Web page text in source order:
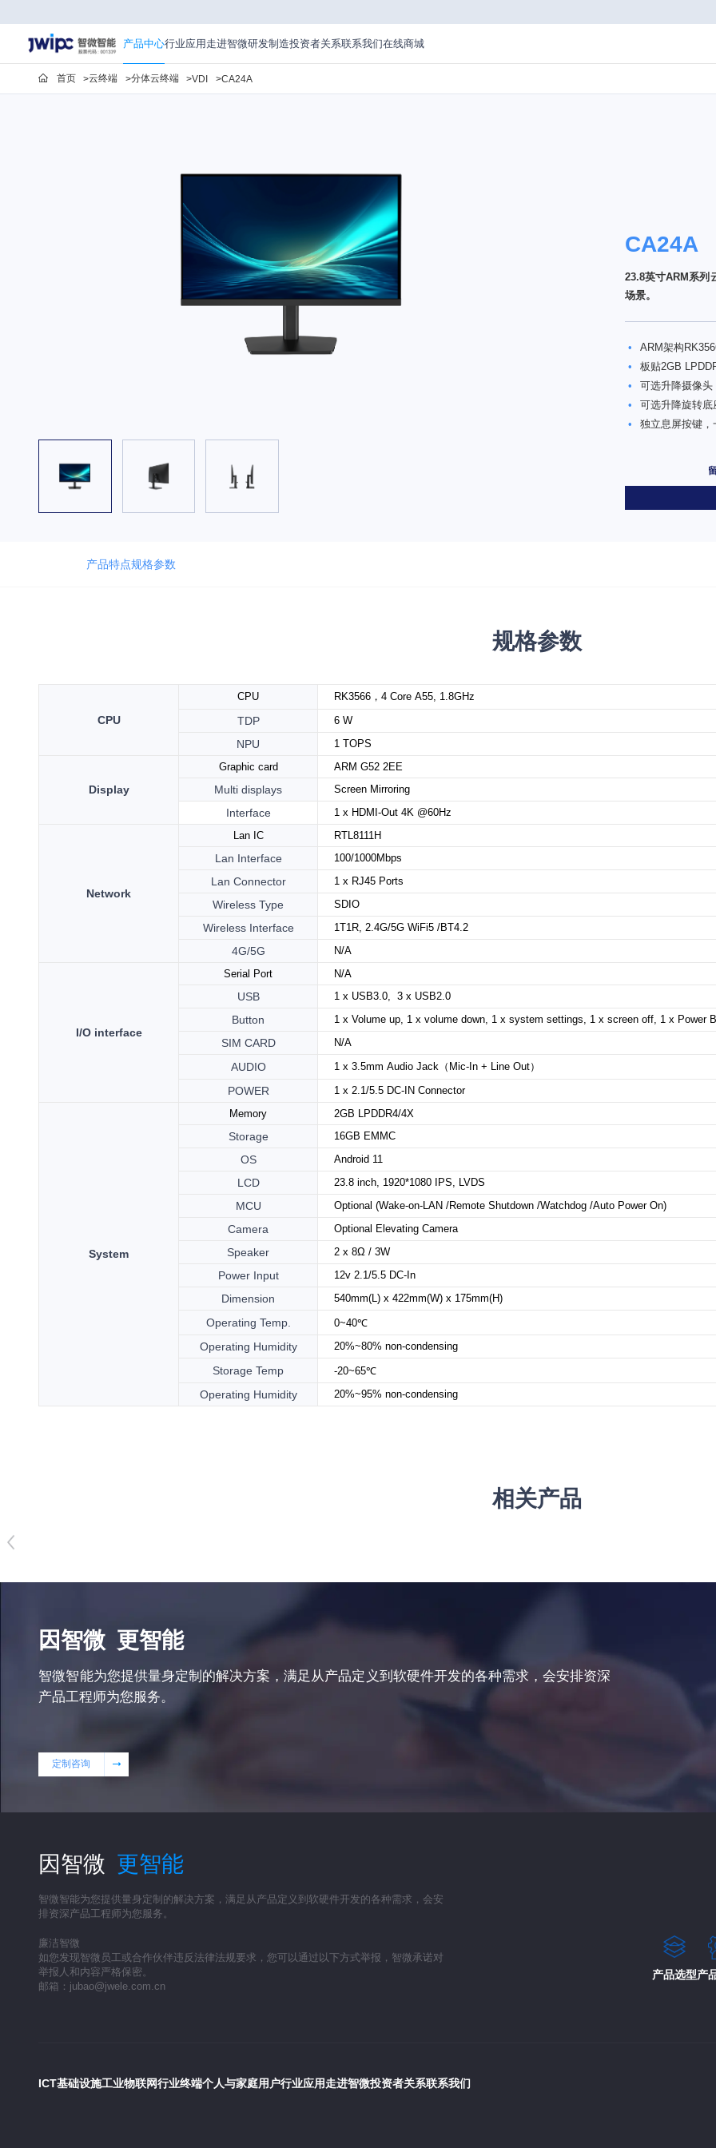
产品中心行业应用 走进智微研发制造投资者关系联系我们在线商城
首页 云终端 分体云终端 VDI CA24A
CA24A
23.8英寸ARM系列
场景。
•
ARM架构
•
板贴2GB
•
可选升降摄像
•
可选升降旋转底
•
独立息屏按键
产品特点规格参数
规格参数
CPU
CPU RK3566，4 Core A55, 1.8GHz
TDP 6 W
NPU 1 TOPS
Display
Graphic card ARM G52 2EE
Multi displays Screen Mirroring
Interface 1 x HDMI-Out 4K @60Hz
Network
LanIC RTL8111H
Lan Interface 100/1000Mbps
Lan Connector 1 x RJ45 Ports
Wireless Type SDIO
Wireless Interface 1T1R, 2.4G/5G WiFi5 /BT4.2
4G/5G N/A
I/O interface
Serial Port N/A
USB 1 x USB3.0, 3 x USB2.0
Button 1 xVolume up, 1 x volume down, 1 x system settings, 1 x screen off, 1 x Power
SIM CARD N/A
AUDIO 1 x3.5mm Audio Jack（Mic-In + Line Out）
POWER 1 x 2.1/5.5 DC-IN Connector
System
Memory 2GB LPDDR4/4X
Storage 16GB EMMC
OS Android 11
LCD 23.8inch, 1920*1080 IPS, LVDS
MCU Optional (Wake-on-LAN /Remote Shutdown /Watchdog /Auto Power On)
Camera Optional Elevating Camera
Speaker 2 x 8Ω / 3W
PowerInput 12v 2.1/5.5 DC-In
Dimension 540mm(L) x 422mm(W) x 175mm(H)
Operating Temp. 0~40℃
Operating Humidity 20%~80% non-condensing
Storage Temp -20~65℃
Operating Humidity 20%~95% non-condensing
相关产品
因智微 更智能
智微智能为您提供量身定制的解决方案，满足从产品定义到软硬件开发的各种需求，会安排资深
产品工程师为您服务。
定制咨询
因智微 更智能
智微智能为您提供量身定制的解决方案，满足从产品定义到软硬件开发的各种需求，会安
排资深产品工程师为您服务。
廉洁智微
如您发现智微员工或合作伙伴违反法律法规要求，您可以通过以下方式举报，智微承诺对
举报人和内容严格保密。
邮箱：jubao@jwele.com.cn
产品选型产
ICT基础设施工业物联网行业终端个人与家庭用户行业应用走进智微投资者关系联系我们